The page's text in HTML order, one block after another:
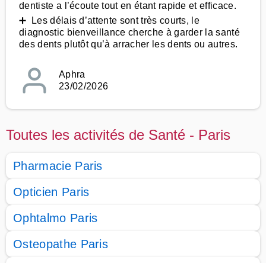
dentiste a l’écoute tout en étant rapide et efficace.
➕ Les délais d’attente sont très courts, le
diagnostic bienveillance cherche à garder la santé
des dents plutôt qu’à arracher les dents ou autres.
Aphra
23/02/2026
Toutes les activités de Santé - Paris
Pharmacie Paris
Opticien Paris
Ophtalmo Paris
Osteopathe Paris